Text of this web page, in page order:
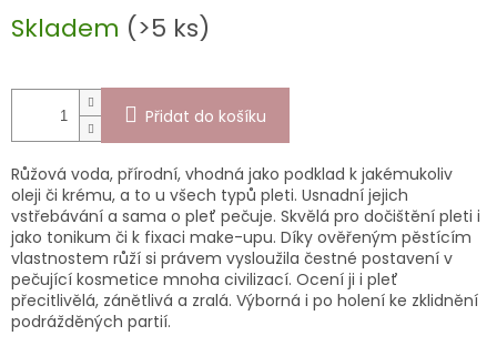
cena:
Skladem (>5 ks)
Přidat do košíku
Růžová voda, přírodní, vhodná jako podklad k jakémukoliv
oleji či krému, a to u všech typů pleti. Usnadní jejich
vstřebávání a sama o pleť pečuje. Skvělá pro dočištění pleti i
jako tonikum či k fixaci make-upu. Díky ověřeným pěstícím
vlastnostem růží si právem vysloužila čestné postavení v
pečující kosmetice mnoha civilizací. Ocení ji i pleť
přecitlivělá, zánětlivá a zralá. Výborná i po holení ke zklidnění
podrážděných partií.